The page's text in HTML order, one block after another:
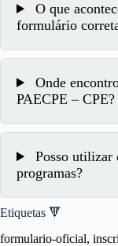
O que
formulário
Onde
PAECPE – CPE?
Posso utilizar
programas?
Etiquetas 🔻
formulario-oficial,